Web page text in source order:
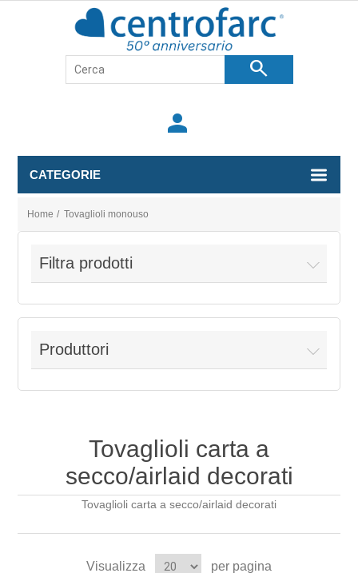
search
person
CATEGORIE
Home / Tovaglioli monouso
Filtra prodotti
Produttori
Tovaglioli carta a
secco/airlaid decorati
Tovaglioli carta a secco/airlaid decorati
Visualizza per pagina